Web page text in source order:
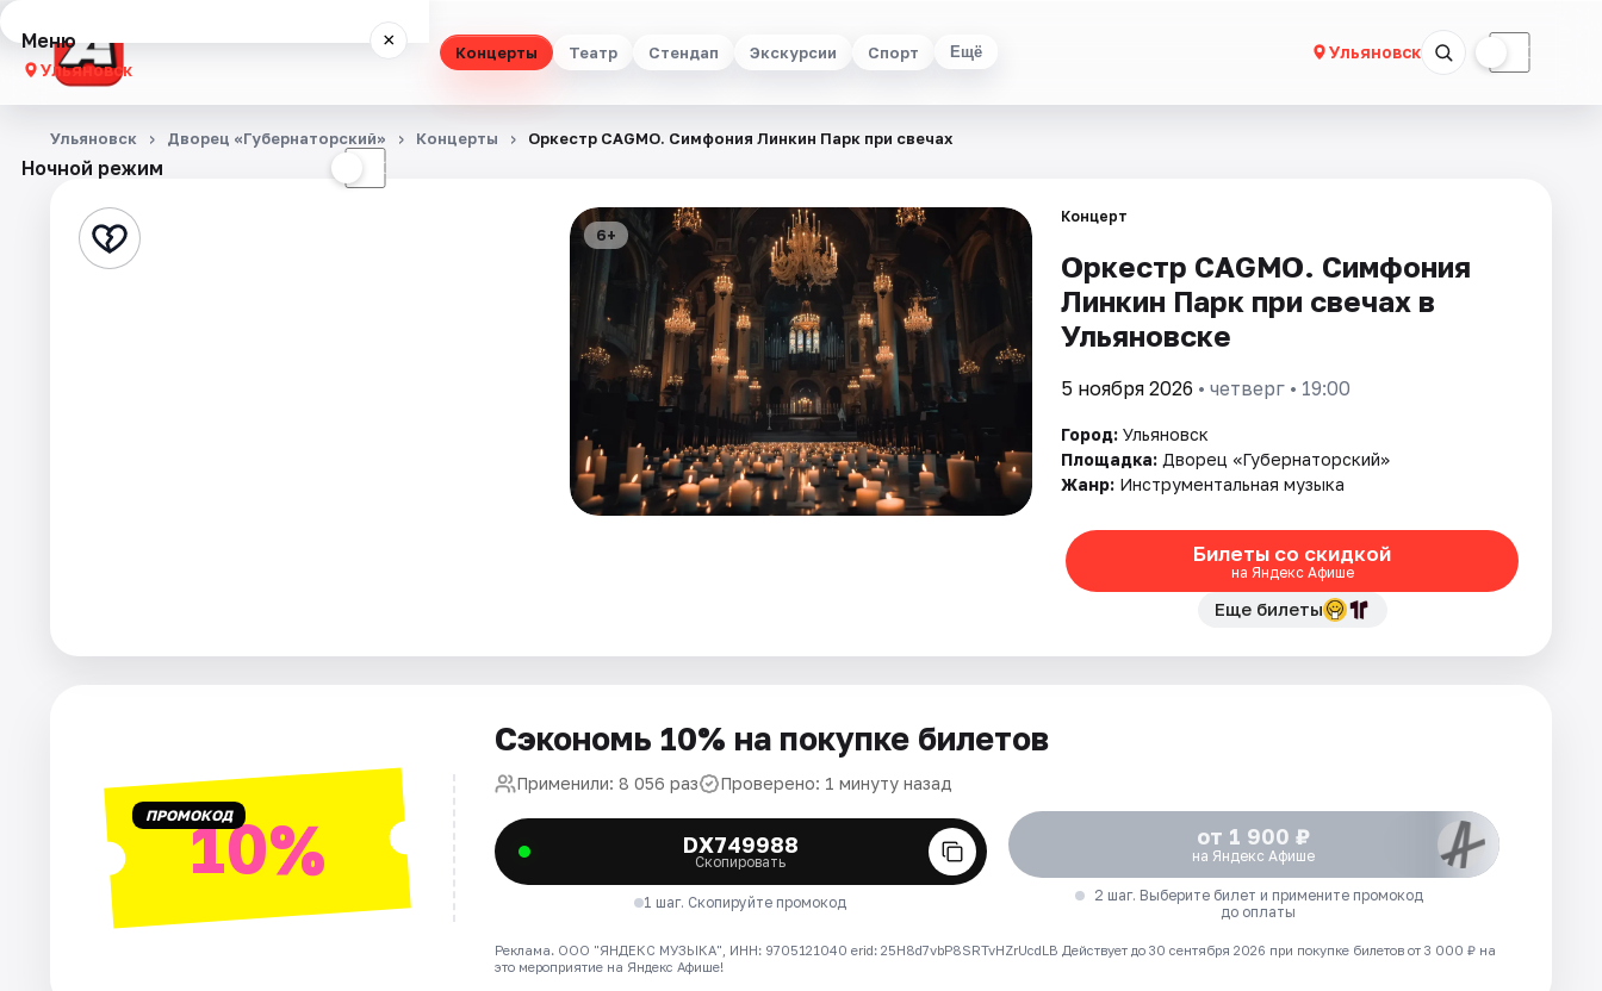
Концерты Театр Стендап Экскурсии Спорт Ещё Ульяновск ☾
Меню ×
Ульяновск
Концерты
Стендап
Рейтинги
Ночной режим ☾
Ульяновск Дворец «Губернаторский» Концерты Оркестр CAGMO. Симфония Линкин Парк при свечах
6+
Концерт
Оркестр CAGMO. Симфония
Линкин Парк при свечах в
Ульяновске
5 ноября 2026 • четверг • 19:00
Город: Ульяновск
Площадка: Дворец «Губернаторский»
Жанр: Инструментальная музыка
Билеты со скидкой
на Яндекс Афише
Еще билеты
ПРОМОКОД10%
Сэкономь 10% на покупке билетов
Применили: 8 056 раз Проверено: 1 минуту назад
DX749988
Скопировать
1 шаг. Скопируйте промокод
от 1 900 ₽
на Яндекс Афише
2 шаг. Выберите билет и примените промокод
до оплаты
Реклама. ООО "ЯНДЕКС МУЗЫКА", ИНН: 9705121040 erid: 25H8d7vbP8SRTvHZrUcdLB Действует до 30 сентября 2026 при покупке билетов от 3 000 ₽ на
это мероприятие на Яндекс Афише!